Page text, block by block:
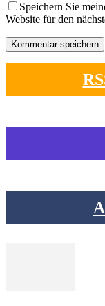
Speichern Sie
Website für den